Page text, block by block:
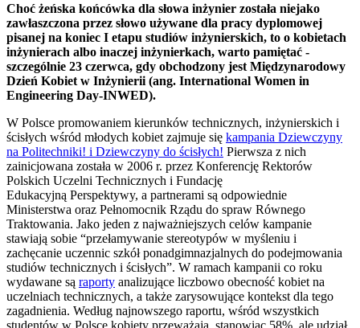
Choć żeńska końcówka dla słowa inżynier została niejako
zawłaszczona przez słowo używane dla pracy dyplomowej
pisanej na koniec I etapu studiów inżynierskich, to o kobietach
inżynierach albo inaczej inżynierkach, warto pamiętać -
szczególnie 23 czerwca, gdy obchodzony jest Międzynarodowy
Dzień Kobiet w Inżynierii (ang. International Women in
Engineering Day-INWED).
W Polsce promowaniem kierunków technicznych, inżynierskich i
ścisłych wśród młodych kobiet zajmuje się kampania Dziewczyny
na Politechniki! i Dziewczyny do ścisłych! Pierwsza z nich
zainicjowana została w 2006 r. przez Konferencję Rektorów
Polskich Uczelni Technicznych i Fundację
Edukacyjną Perspektywy, a partnerami są odpowiednie
Ministerstwa oraz Pełnomocnik Rządu do spraw Równego
Traktowania. Jako jeden z najważniejszych celów kampanie
stawiają sobie “przełamywanie stereotypów w myśleniu i
zachęcanie uczennic szkół ponadgimnazjalnych do podejmowania
studiów technicznych i ścisłych”. W ramach kampanii co roku
wydawane są raporty analizujące liczbowo obecność kobiet na
uczelniach technicznych, a także zarysowujące kontekst dla tego
zagadnienia. Według najnowszego raportu, wśród wszystkich
studentów w Polsce kobiety przeważają, stanowiąc 58%, ale udział